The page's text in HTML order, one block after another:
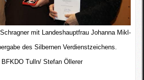
mit Landeshauptfrau Johanna Mikl-
des Silbernen Verdienstzeichens.
BFKDO Tulln/ Stefan Öllerer